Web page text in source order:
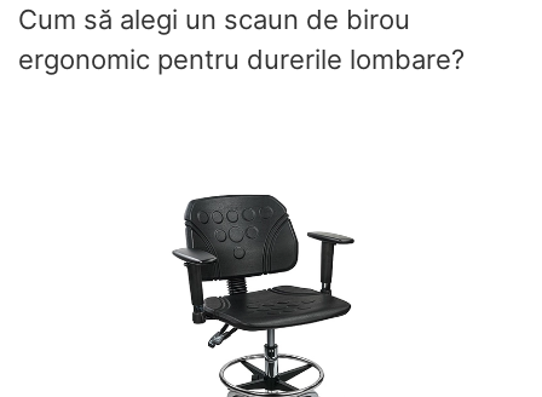
Cum să alegi un scaun de birou
ergonomic pentru durerile lombare?